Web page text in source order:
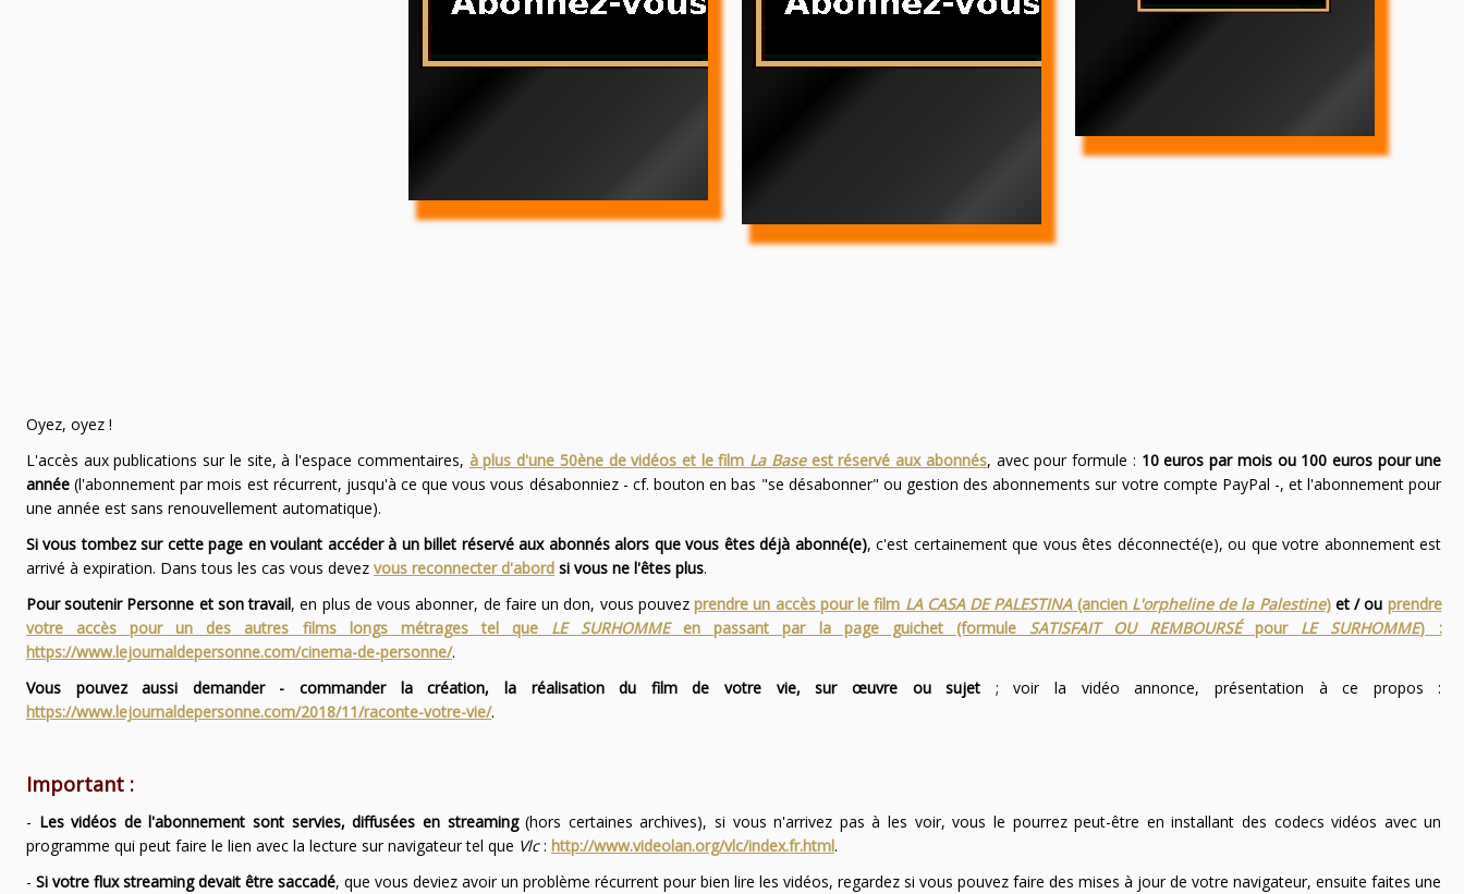
Oyez, oyez !
L'accès aux publications sur le site, à l'espace commentaires, à plus d'une 50ène de vidéos et le film La Baseest réservé aux abonnés, avec pour formule : 10 euros par mois ou 100 euros pour une
année(l'abonnement par mois est récurrent, jusqu'à ce que vous vous désabonniez - cf. bouton en bas "se désabonner" ou gestion des abonnements sur votre compte PayPal -, et l'abonnement pour
une année est sans renouvellement automatique).
Si vous tombez sur cette page en voulant accéder à un billet réservé aux abonnés alors que vous êtes déjà abonné(e), c'est certainement que vous êtes déconnecté(e), ou que votre abonnement est
arrivé à expiration. Dans tous les cas vous devez vous reconnecter d'abordsi vous ne l'êtes plus.
Pour soutenir Personne et son travail, en plus de vous abonner, de faire un don, vous pouvezprendre un accès pour le film LA CASA DE PALESTINA(ancien L'orpheline de la Palestine)et / ou prendre
votre accès pour un des autres films longs métrages tel que LE SURHOMMEen passant par la page guichet (formule SATISFAIT OU REMBOURSÉpour LE SURHOMME) :
https://www.lejournaldepersonne.com/cinema-de-personne/.
Vous pouvez aussi demander - commander la création, la réalisation du film de votre vie, sur œuvre ou sujet ; voir la vidéo annonce, présentation à ce propos :
https://www.lejournaldepersonne.com/2018/11/raconte-votre-vie/.
Important :
- Les vidéos de l'abonnement sont servies, diffusées en streaming(hors certaines archives), si vous n'arrivez pas à les voir, vous le pourrez peut-être en installant des codecs vidéos avec un
programme qui peut faire le lien avec la lecture sur navigateur tel que Vlc: http://www.videolan.org/vlc/index.fr.html.
- Si votre flux streaming devait être saccadé, que vous deviez avoir un problème récurrent pour bien lire les vidéos, regardez si vous pouvez faire des mises à jour de votre navigateur, ensuite faites une